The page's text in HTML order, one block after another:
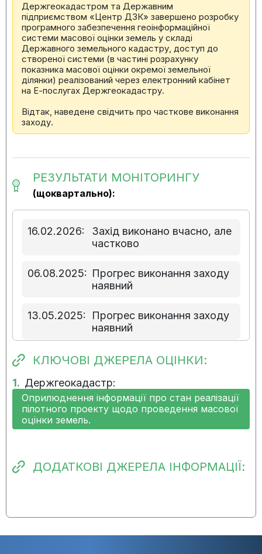
Держгеокадастром та Державним
підприємством «Центр ДЗК» завершено розробку
програмного забезпечення геоінформаційної
системи масової оцінки земель у складі
Державного земельного кадастру, доступ до
створеної системи (в частині розрахунку
показника масової оцінки окремої земельної
ділянки) реалізований через електронний кабінет
на Е-послугах Держгеокадастру.
Відтак, наведене свідчить про часткове виконання
заходу.
РЕЗУЛЬТАТИ МОНІТОРИНГУ
(щоквартально):
16.02.2026:
Захід виконано вчасно, але
частково
06.08.2025: Прогрес виконання заходу
наявний
13.05.2025:
Прогрес виконання заходу
наявний
06.12.2024:
Прогрес виконання заходу
наявний
25.10.2024: Захід не виконано
26.07.2024: Захід не виконано
КЛЮЧОВІ ДЖЕРЕЛА ОЦІНКИ:
1. Держгеокадастр:
Оприлюднення інформації про стан реалізації
пілотного проекту щодо проведення масової
оцінки земель.
ДОДАТКОВІ ДЖЕРЕЛА ІНФОРМАЦІЇ: